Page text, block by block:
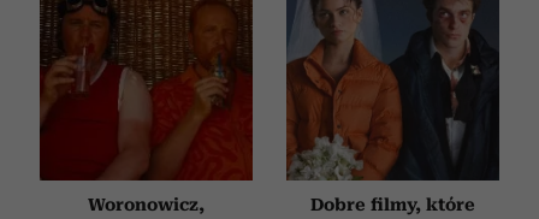
Woronowicz,
Dobre filmy, które